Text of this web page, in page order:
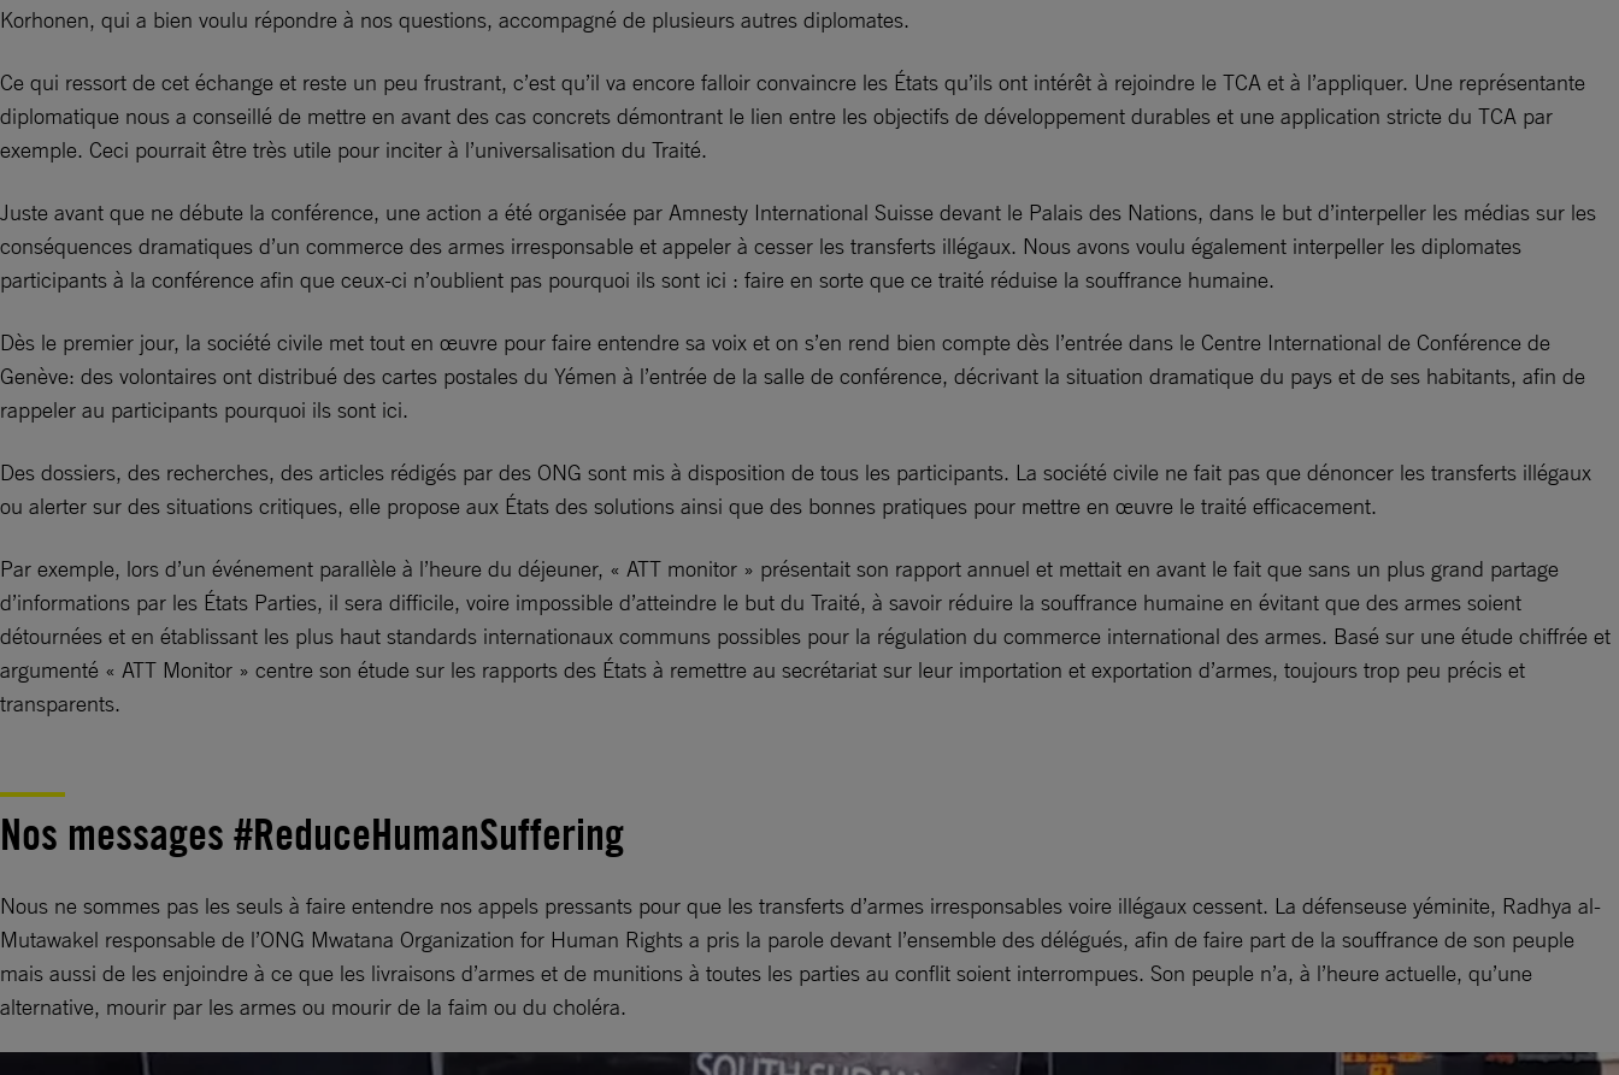
Korhonen, qui a bien voulu répondre à nos questions, accompagné de plusieurs autres diplomates.
Ce qui ressort de cet échange et reste un peu frustrant, c’est qu’il va encore falloir convaincre les États qu’ils ont intérêt à rejoindre le TCA et à l’appliquer. Une représentante
diplomatique nous a conseillé de mettre en avant des cas concrets démontrant le lien entre les objectifs de développement durables et une application stricte du TCA par
exemple. Ceci pourrait être très utile pour inciter à l’universalisation du Traité.
Juste avant que ne débute la conférence, une action a été organisée par Amnesty International Suisse devant le Palais des Nations, dans le but d’interpeller les médias sur les
conséquences dramatiques d’un commerce des armes irresponsable et appeler à cesser les transferts illégaux. Nous avons voulu également interpeller les diplomates
participants à la conférence afin que ceux-ci n’oublient pas pourquoi ils sont ici : faire en sorte que ce traité réduise la souffrance humaine.
Dès le premier jour, la société civile met tout en œuvre pour faire entendre sa voix et on s’en rend bien compte dès l’entrée dans le Centre International de Conférence de
Genève: des volontaires ont distribué des cartes postales du Yémen à l’entrée de la salle de conférence, décrivant la situation dramatique du pays et de ses habitants, afin de
rappeler au participants pourquoi ils sont ici.
Des dossiers, des recherches, des articles rédigés par des ONG sont mis à disposition de tous les participants. La société civile ne fait pas que dénoncer les transferts illégaux
ou alerter sur des situations critiques, elle propose aux États des solutions ainsi que des bonnes pratiques pour mettre en œuvre le traité efficacement.
Par exemple, lors d’un événement parallèle à l’heure du déjeuner, « ATT monitor » présentait son rapport annuel et mettait en avant le fait que sans un plus grand partage
d’informations par les États Parties, il sera difficile, voire impossible d’atteindre le but du Traité, à savoir réduire la souffrance humaine en évitant que des armes soient
détournées et en établissant les plus haut standards internationaux communs possibles pour la régulation du commerce international des armes. Basé sur une étude chiffrée et
argumenté « ATT Monitor » centre son étude sur les rapports des États à remettre au secrétariat sur leur importation et exportation d’armes, toujours trop peu précis et
transparents.
Nos messages #ReduceHumanSuffering
Nous ne sommes pas les seuls à faire entendre nos appels pressants pour que les transferts d’armes irresponsables voire illégaux cessent. La défenseuse yéminite, Radhya al-
Mutawakel responsable de l’ONG Mwatana Organization for Human Rights a pris la parole devant l’ensemble des délégués, afin de faire part de la souffrance de son peuple
mais aussi de les enjoindre à ce que les livraisons d’armes et de munitions à toutes les parties au conflit soient interrompues. Son peuple n’a, à l’heure actuelle, qu’une
alternative, mourir par les armes ou mourir de la faim ou du choléra.